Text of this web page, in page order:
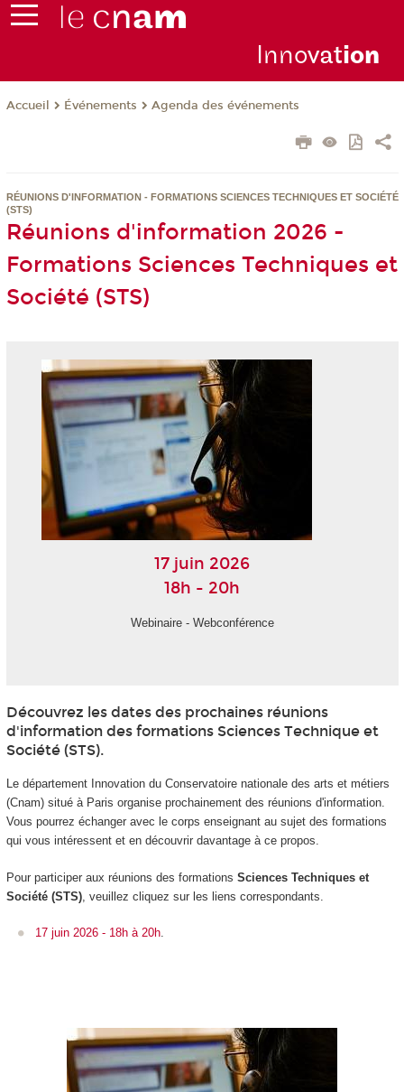
Innovation
Accueil Événements Agenda des événements
RÉUNIONS D'INFORMATION - FORMATIONS SCIENCES TECHNIQUES ET SOCIÉTÉ
(STS)
Réunions d'information 2026 -
Formations Sciences Techniques et
Société (STS)
17 juin 2026
18h - 20h
Webinaire - Webconférence
Découvrez les dates des prochaines réunions
d'information des formations Sciences Technique et
Société (STS).
Le département Innovation du Conservatoire nationale des arts et métiers
(Cnam) situé à Paris organise prochainement des réunions d'information.
Vous pourrez échanger avec le corps enseignant au sujet des formations
qui vous intéressent et en découvrir davantage à ce propos.
Pour participer aux réunions des formations Sciences Techniques et
Société (STS), veuillez cliquez sur les liens correspondants.
17 juin 2026 - 18h à 20h.